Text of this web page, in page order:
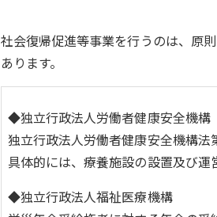
社会復帰促進等事業を行うのは、原
あります。
◆独立行政法人労働者健康安全機構
独立行政法人労働者健康安全機構
具体的には、療養施設の設置及び
◆独立行政法人福祉医療機構